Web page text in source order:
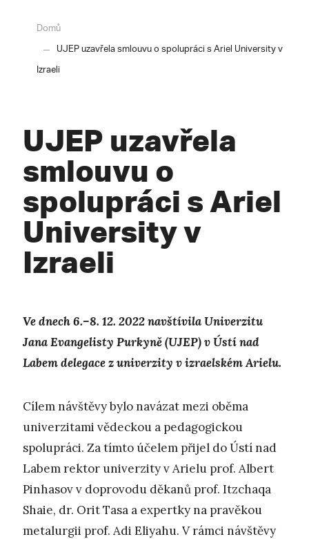
Domů
UJEP uzavřela smlouvu o spolupráci s Ariel University v
Izraeli
UJEP uzavřela
smlouvu o
spolupráci s Ariel
University v
Izraeli
Ve dnech 6.–8. 12. 2022 navštívila Univerzitu
Jana Evangelisty Purkyně (UJEP) v Ústí nad
Labem delegace z univerzity v izraelském Arielu.
Cílem návštěvy bylo navázat mezi oběma
univerzitami vědeckou a pedagogickou
spolupráci. Za tímto účelem přijel do Ústí nad
Labem rektor univerzity v Arielu prof. Albert
Pinhasov v doprovodu děkanů prof. Itzchaqa
Shaie, dr. Orit Tasa a expertky na pravěkou
metalurgii prof. Adi Eliyahu. V rámci návštěvy